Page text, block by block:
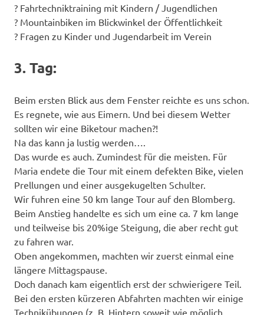
? Fahrtechniktraining mit Kindern / Jugendlichen
? Mountainbiken im Blickwinkel der Öffentlichkeit
? Fragen zu Kinder und Jugendarbeit im Verein
3. Tag:
Beim ersten Blick aus dem Fenster reichte es uns schon.
Es regnete, wie aus Eimern. Und bei diesem Wetter
sollten wir eine Biketour machen?!
Na das kann ja lustig werden….
Das wurde es auch. Zumindest für die meisten. Für
Maria endete die Tour mit einem defekten Bike, vielen
Prellungen und einer ausgekugelten Schulter.
Wir fuhren eine 50 km lange Tour auf den Blomberg.
Beim Anstieg handelte es sich um eine ca. 7 km lange
und teilweise bis 20%ige Steigung, die aber recht gut
zu fahren war.
Oben angekommen, machten wir zuerst einmal eine
längere Mittagspause.
Doch danach kam eigentlich erst der schwierigere Teil.
Bei den ersten kürzeren Abfahrten machten wir einige
Technikübungen (z. B. Hintern soweit wie möglich